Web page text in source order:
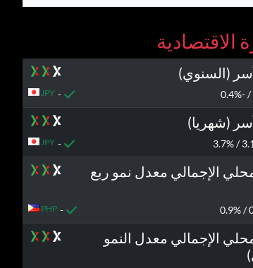
الاقتصادية
(السنوي)
-
JPY
(شهريا)
-
JPY
الإجمالي معدل نمو ربع
-
PHP
الإجمالي معدل النمو